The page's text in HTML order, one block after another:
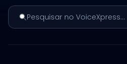
Pesquisar no VoiceXpress...